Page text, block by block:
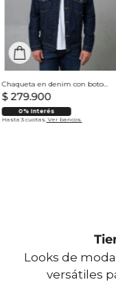
Chaqueta en denim con botones para hombre
$ 279.900
0% Interés
Hasta 3 cuotas. Ver bancos.
Looks de
versátiles